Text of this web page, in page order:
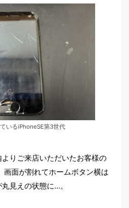
いるiPhoneSE第3世代
りご来店いただいたお客様の
面が割れてホームボタン横は
見えの状態に…。